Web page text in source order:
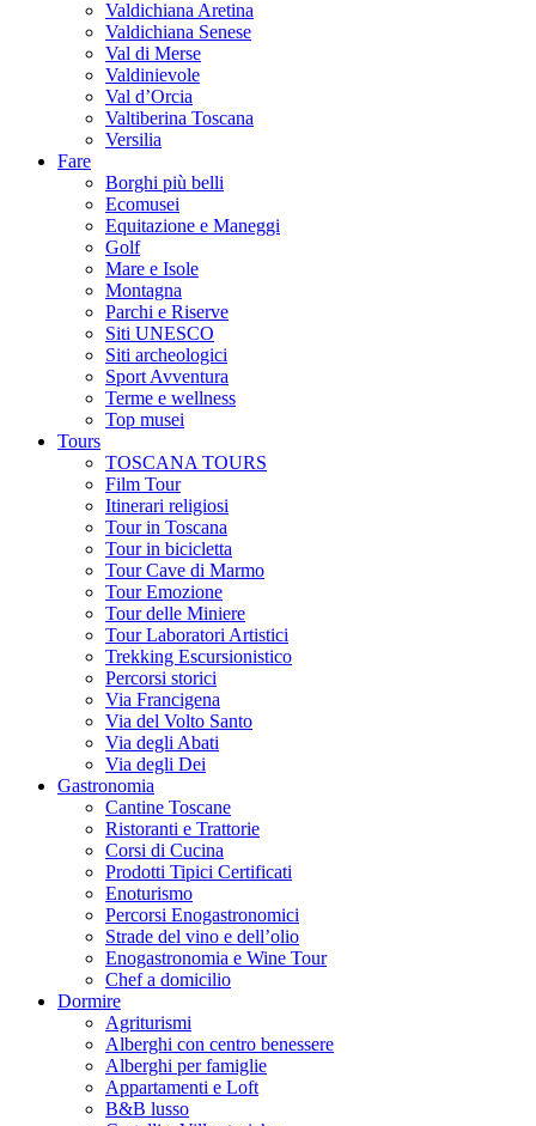
Valdichiana Aretina
Valdichiana Senese
Val di Merse
Valdinievole
Val d’Orcia
Valtiberina Toscana
Versilia
Fare
Borghi più belli
Ecomusei
Equitazione e Maneggi
Golf
Mare e Isole
Montagna
Parchi e Riserve
Siti UNESCO
Siti archeologici
Sport Avventura
Terme e wellness
Top musei
Tours
TOSCANA TOURS
Film Tour
Itinerari religiosi
Tour in Toscana
Tour in bicicletta
Tour Cave di Marmo
Tour Emozione
Tour delle Miniere
Tour Laboratori Artistici
Trekking Escursionistico
Percorsi storici
Via Francigena
Via del Volto Santo
Via degli Abati
Via degli Dei
Gastronomia
Cantine Toscane
Ristoranti e Trattorie
Corsi di Cucina
Prodotti Tipici Certificati
Enoturismo
Percorsi Enogastronomici
Strade del vino e dell’olio
Enogastronomia e Wine Tour
Chef a domicilio
Dormire
Agriturismi
Alberghi con centro benessere
Alberghi per famiglie
Appartamenti e Loft
B&B lusso